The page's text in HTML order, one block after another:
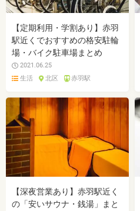
【定期利用・学割あり】赤羽
駅近くでおすすめの格安駐輪
場・バイク駐車場まとめ
2021.06.25
生活
北区 赤羽駅
【深夜営業あり】赤羽駅近く
の「安いサウナ・銭湯」まと